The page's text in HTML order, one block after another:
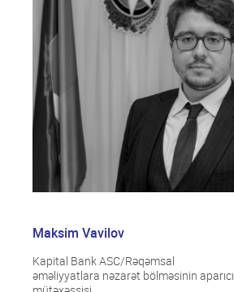
Maksim Vavilov
Kapital Bank ASC/Rəqəmsal
əməliyyatlara nəzarət bölməsinin aparıcı